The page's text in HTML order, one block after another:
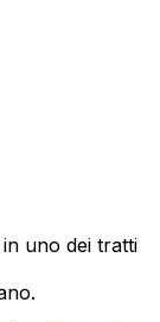
uno dei tratti